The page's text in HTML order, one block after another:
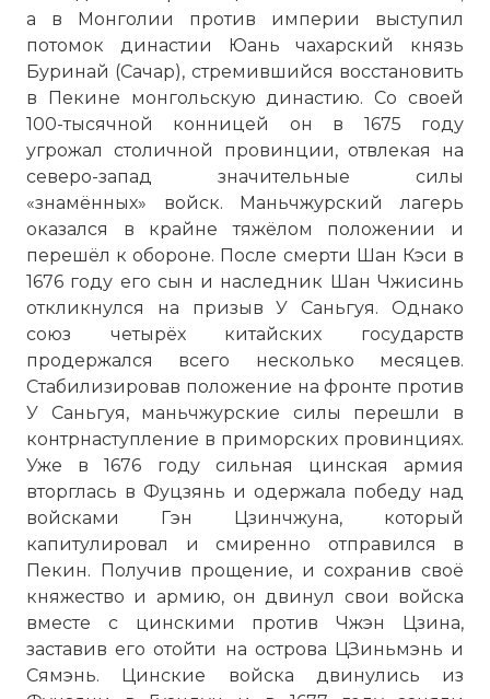
а в Монголии против империи выступил
потомок династии Юань чахарский князь
Буринай (Сачар), стремившийся восстановить
в Пекине монгольскую династию. Со своей
100-тысячной конницей он в 1675 году
угрожал столичной провинции, отвлекая на
северо-запад значительные силы
«знамённых» войск. Маньчжурский лагерь
оказался в крайне тяжёлом положении и
перешёл к обороне. После смерти Шан Кэси в
1676 году его сын и наследник Шан Чжисинь
откликнулся на призыв У Саньгуя. Однако
союз четырёх китайских государств
продержался всего несколько месяцев.
Стабилизировав положение на фронте против
У Саньгуя, маньчжурские силы перешли в
контрнаступление в приморских провинциях.
Уже в 1676 году сильная цинская армия
вторглась в Фуцзянь и одержала победу над
войсками Гэн Цзинчжуна, который
капитулировал и смиренно отправился в
Пекин. Получив прощение, и сохранив своё
княжество и армию, он двинул свои войска
вместе с цинскими против Чжэн Цзина,
заставив его отойти на острова ЦЗиньмэнь и
Сямэнь. Цинские войска двинулись из